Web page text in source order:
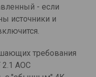
- если
источники и
требования
AOC